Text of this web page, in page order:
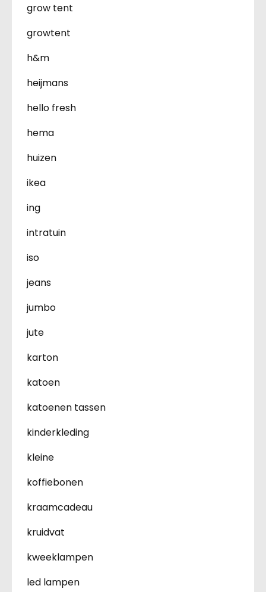
grow tent
growtent
h&m
heijmans
hello fresh
hema
huizen
ikea
ing
intratuin
iso
jeans
jumbo
jute
karton
katoen
katoenen tassen
kinderkleding
kleine
koffiebonen
kraamcadeau
kruidvat
kweeklampen
led lampen